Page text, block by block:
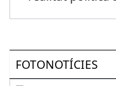
FOTONOTÍCIES